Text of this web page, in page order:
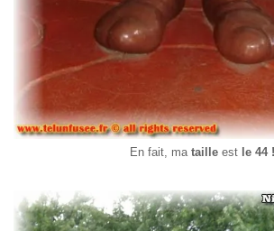
En fait, ma tailleestle 44 !